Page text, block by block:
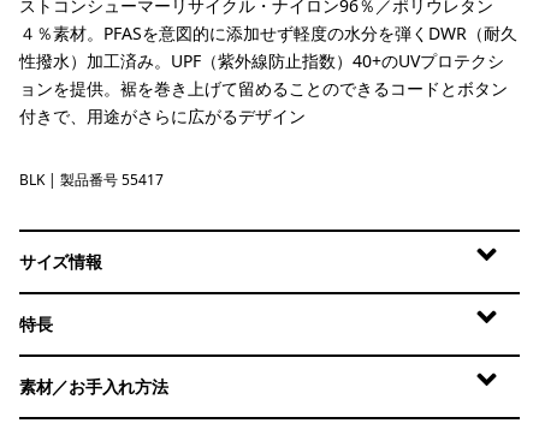
ストコンシューマーリサイクル・ナイロン96％／ポリウレタン
４％素材。PFASを意図的に添加せず軽度の水分を弾くDWR（耐久
性撥水）加工済み。UPF（紫外線防止指数）40+のUVプロテクシ
ョンを提供。裾を巻き上げて留めることのできるコードとボタン
付きで、用途がさらに広がるデザイン
Black
BLK | 製品番号 55417
サイズ情報
特長
素材／お手入れ方法